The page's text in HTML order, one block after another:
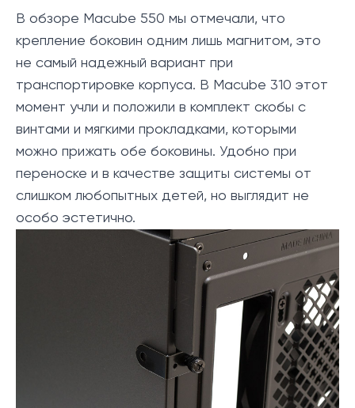
В обзоре Macube 550 мы отмечали, что
крепление боковин одним лишь магнитом, это
не самый надежный вариант при
транспортировке корпуса. В Macube 310 этот
момент учли и положили в комплект скобы с
винтами и мягкими прокладками, которыми
можно прижать обе боковины. Удобно при
переноске и в качестве защиты системы от
слишком любопытных детей, но выглядит не
особо эстетично.